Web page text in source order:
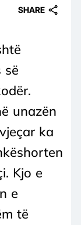
SHARE
së
unazën
ka
Kjo e
e
të